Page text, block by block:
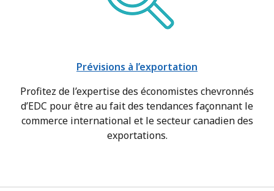
Prévisions à l’exportation
Profitez de l’expertise des économistes chevronnés
d’EDC pour être au fait des tendances façonnant le
commerce international et le secteur canadien des
exportations.